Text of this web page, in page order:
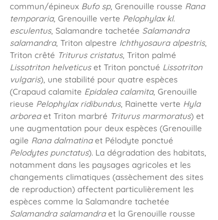
commun/épineux Bufo sp, Grenouille rousse Rana
temporaria, Grenouille verte Pelophylax kl.
esculentus, Salamandre tachetée Salamandra
salamandra, Triton alpestre Ichthyosaura alpestris,
Triton crêté Triturus cristatus, Triton palmé
Lissotriton helveticuset Triton ponctué Lissotriton
vulgaris), une stabilité pour quatre espèces
(Crapaud calamite Epidalea calamita, Grenouille
rieuse Pelophylax ridibundus, Rainette verte Hyla
arboreaet Triton marbré Triturus marmoratus) et
une augmentation pour deux espèces (Grenouille
agile Rana dalmatinaet Pélodyte ponctué
Pelodytes punctatus). La dégradation des habitats,
notamment dans les paysages agricoles et les
changements climatiques (assèchement des sites
de reproduction) affectent particulièrement les
espèces comme la Salamandre tachetée
Salamandra salamandraet la Grenouille rousse